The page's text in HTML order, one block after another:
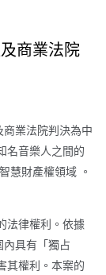
商業法院
業法院判決為中
名音樂人之間的
慧財產權領域 。
法律權利。依據
具有「獨占
其權利。本案的